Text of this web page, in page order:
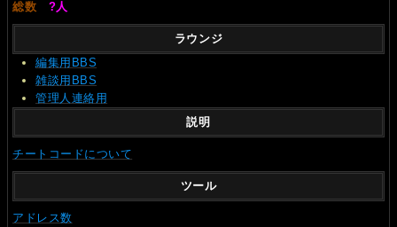
総数
? 人
ラウンジ
編集用BBS
雑談用BBS
管理人連絡用
説明
チートコードについて
ツール
アドレス数